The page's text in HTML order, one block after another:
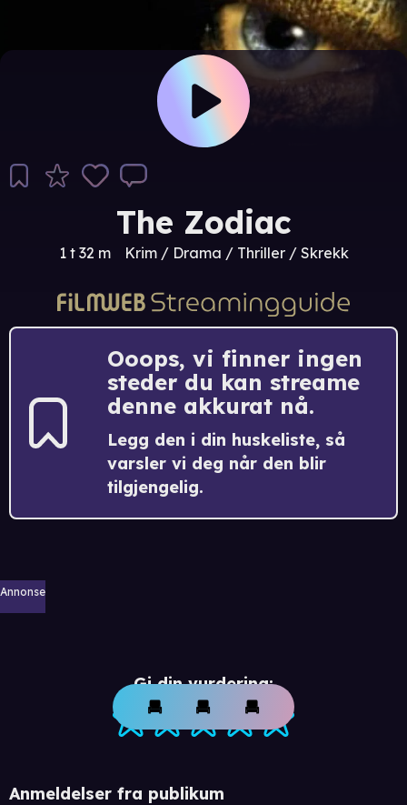
The Zodiac
1 t 32 m Krim / Drama / Thriller / Skrekk
Ooops, vi finner ingen
steder du kan streame
denne akkurat nå.
Legg den i din huskeliste, så
varsler vi deg når den blir
tilgjengelig.
Annonse
Gi din vurdering:
Anmeldelser fra publikum